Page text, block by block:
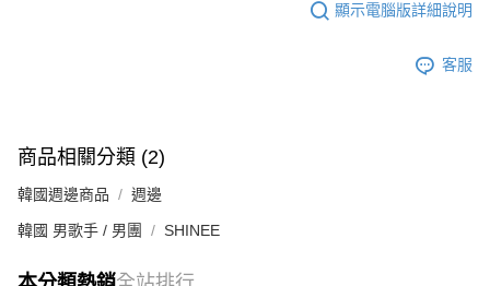
顯示電腦版詳細說明
客服
商品相關分類 (2)
韓國週邊商品 週邊
韓國 男歌手 / 男團 SHINEE